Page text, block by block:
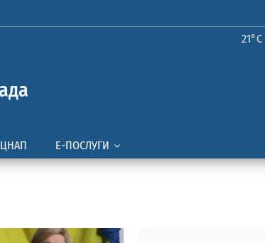
ЦНАП Е-ПОСЛУГИ